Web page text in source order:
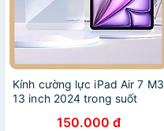
Kính cường lực iPad Air 7 M3
13 inch 2024 trong suốt
150.000 đ